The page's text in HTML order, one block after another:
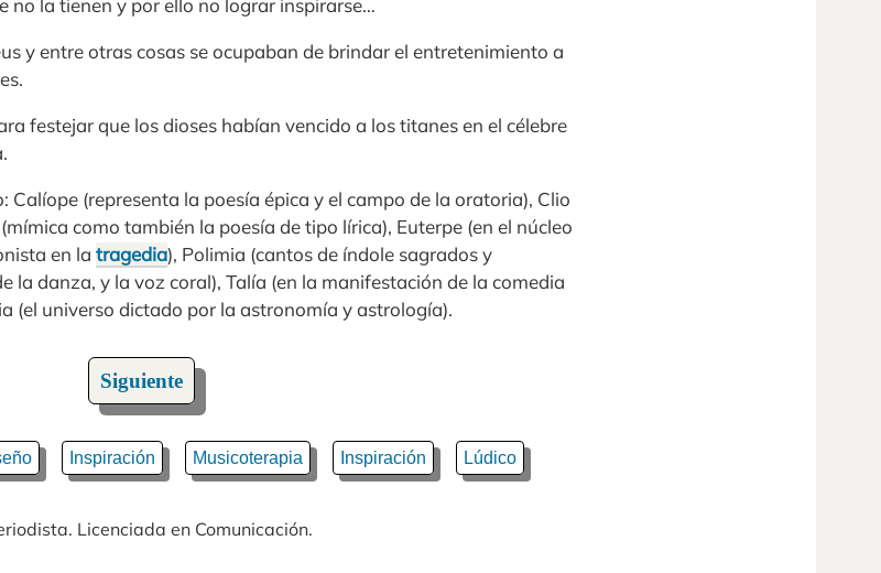
no la tienen y por ello no lograr inspirarse…
y entre otras cosas se ocupaban de brindar el entretenimiento a
festejar que los dioses habían vencido a los titanes en el célebre
Calíope (representa la poesía épica y el campo de la oratoria), Clio
como también la poesía de tipo lírica), Euterpe (en el núcleo
en la tragedia), Polimia (cantos de índole sagrados y
la danza, y la voz coral), Talía (en la manifestación de la comedia
(el universo dictado por la astronomía y astrología).
Siguiente
Inspiración Musicoterapia Inspiración Lúdico
Licenciada en Comunicación.